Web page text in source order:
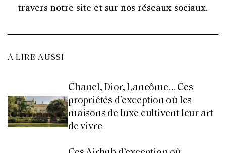
travers notre site et sur nos réseaux sociaux.
À LIRE AUSSI
Chanel, Dior, Lancôme… Ces
propriétés d’exception où les
maisons de luxe cultivent leur art
de vivre